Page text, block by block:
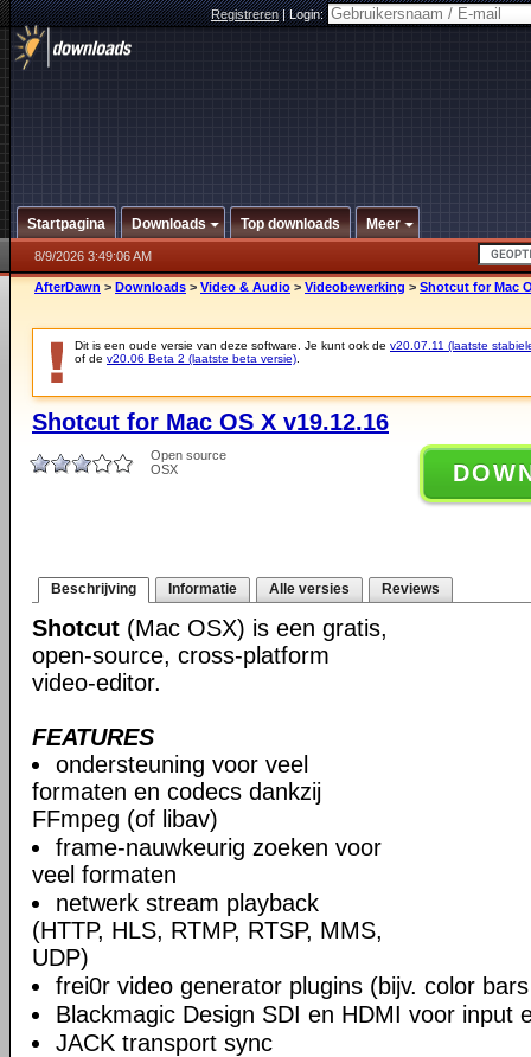
Registreren|Login:
Startpagina Downloads Top downloads Meer
8/9/2026 3:49:06 AM
AfterDawn > Downloads > Video & Audio > Videobewerking > Shotcut for Mac
Dit is een oude versie van deze software. Je kunt ook de v20.07.11 (laatste
of de v20.06 Beta 2 (laatste beta versie)
Shotcut for Mac OS X v19.12.16
Open source
OSX
Beschrijving Informatie Alle versies Reviews
Shotcut (Mac OSX) is een gratis,
open-source, cross-platform
video-editor.
FEATURES
ondersteuning voor veel
formaten en codecs dankzij
FFmpeg (of libav)
frame-nauwkeurig zoeken voor
veel formaten
netwerk stream playback
(HTTP, HLS, RTMP, RTSP, MMS,
UDP)
frei0r video generator plugins (bijv. color
Blackmagic Design SDI en HDMI voor input
JACK transport sync